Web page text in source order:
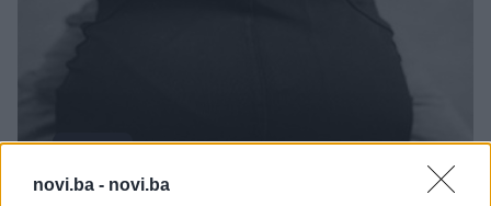
novi.ba - novi.ba